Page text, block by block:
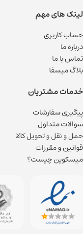
لینک های مهم
حساب کاربری
درباره ما
تماس با ما
بلاگ میسفا
خدمات مشتریان
پیگیری سفارشات
سوالات متداول
حمل و نقل و تحویل کالا
قوانین و مقررات
میسکوین چیست؟